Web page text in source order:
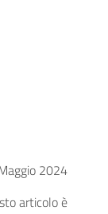
2024
articolo è